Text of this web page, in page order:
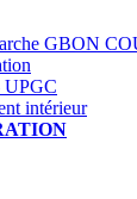
GBON
UPGC
intérieur